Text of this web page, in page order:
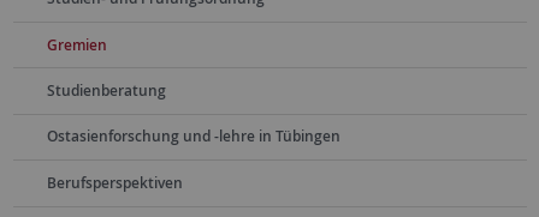
Gremien
Studienberatung
Ostasienforschung und -lehre in Tübingen
Berufsperspektiven